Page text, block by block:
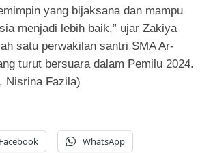
yang bijaksana dan mampu
menjadi lebih baik,” ujar Zakiya
satu perwakilan santri SMA Ar-
turut bersuara dalam Pemilu 2024.
Nisrina Fazila)
Facebook WhatsApp